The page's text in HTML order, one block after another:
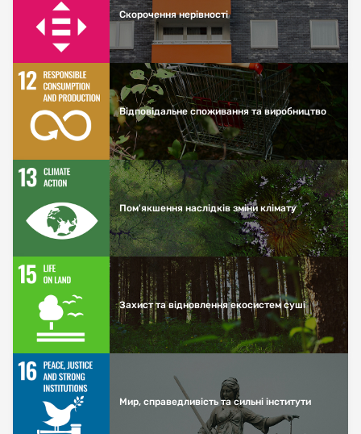
Скорочення нерівності
Відповідальне споживання та виробництво
Пом'якшення наслідків зміни клімату
Захист та відновлення екосистем суші
Мир, справедливість та сильні інститути